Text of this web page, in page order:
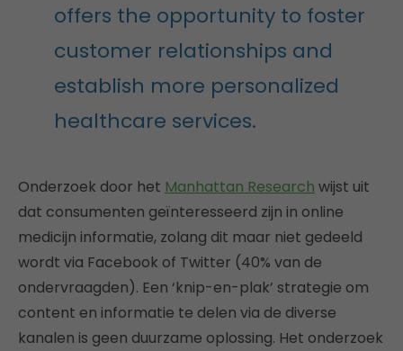
offers the opportunity to foster
customer relationships and
establish more personalized
healthcare services.
Onderzoek door het Manhattan Research wijst uit
dat consumenten geïnteresseerd zijn in online
medicijn informatie, zolang dit maar niet gedeeld
wordt via Facebook of Twitter (40% van de
ondervraagden). Een ‘knip-en-plak’ strategie om
content en informatie te delen via de diverse
kanalen is geen duurzame oplossing. Het onderzoek